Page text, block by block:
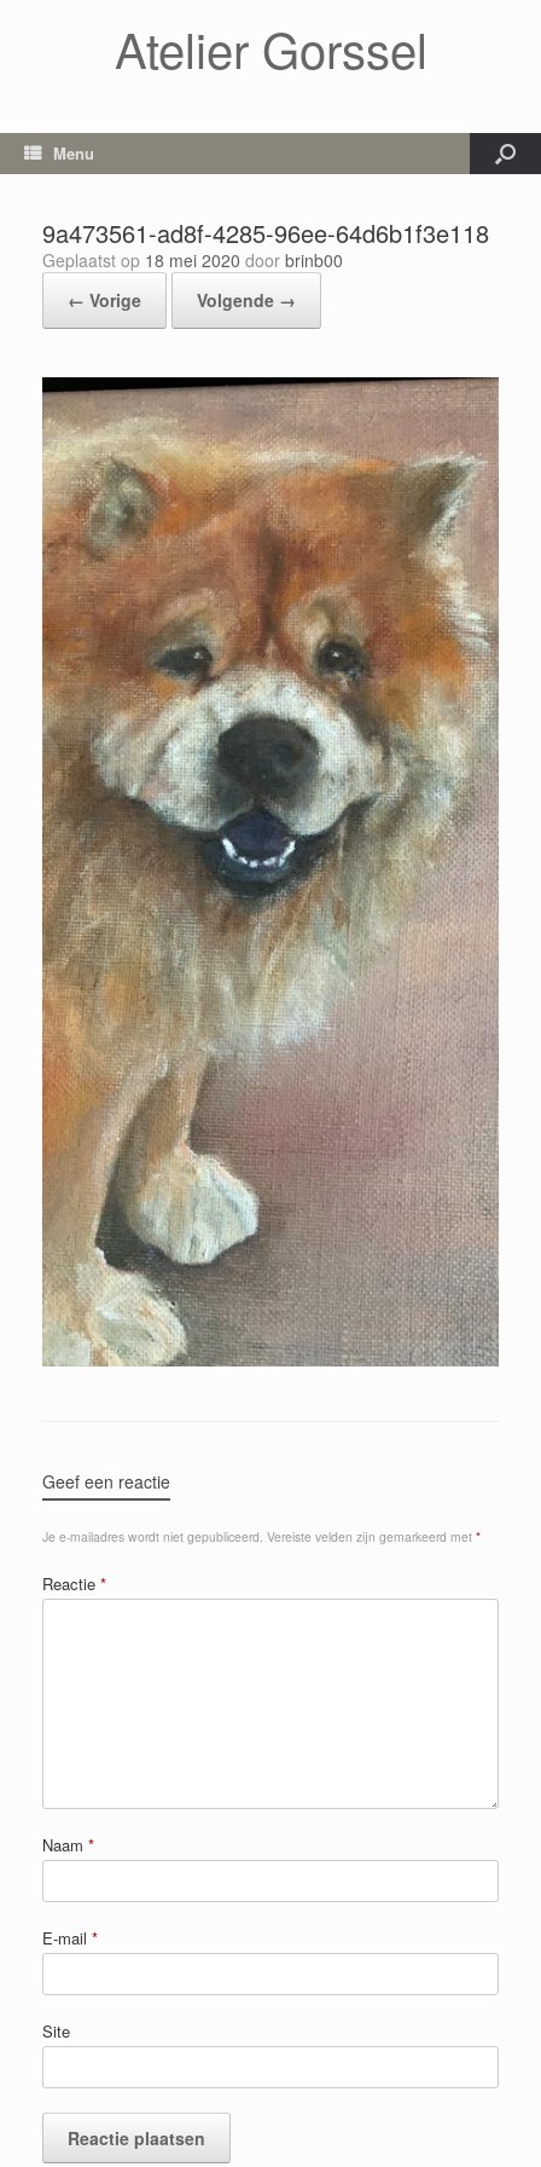
Atelier Gorssel
Menu
9a473561-ad8f-4285-96ee-64d6b1f3e118
Geplaatst op 18 mei 2020 door brinb00
← Vorige
Volgende →
Geef een reactie
Je e-mailadres wordt niet gepubliceerd. Vereiste velden zijn gemarkeerd met *
Reactie *
Naam *
E-mail *
Site